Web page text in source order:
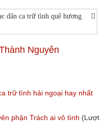
dân ca trữ tình quê hương
Nguyên
trữ tình hải ngoại hay nhất
phận Trách ai vô tình (Lượt